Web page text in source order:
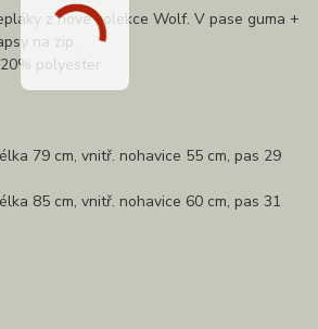
z nové kolekce Wolf. V pase guma +
na zip.
polyester
79 cm, vnitř. nohavice 55 cm, pas 29
85 cm, vnitř. nohavice 60 cm, pas 31